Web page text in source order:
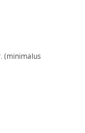
(minimalus